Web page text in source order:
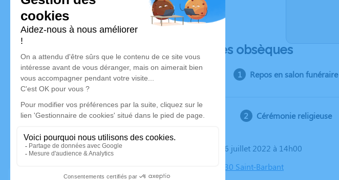
Déroulé des obsèques
Repos en salon funéraire
Cérémonie religieuse
Le mardi 26 juillet 2022 à 14h00
Église, 87330 Saint-Barbant